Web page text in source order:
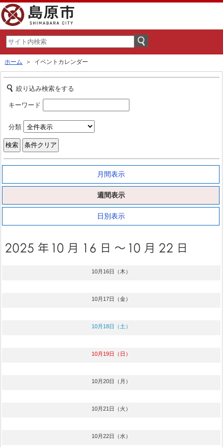
ホーム ＞ イベントカレンダー
絞り込み検索をする
キーワード
分類
月間表示
週間表示
日別表示
10月16日（木）
10月17日（金）
10月18日（土）
10月19日（日）
10月20日（月）
10月21日（火）
10月22日（水）